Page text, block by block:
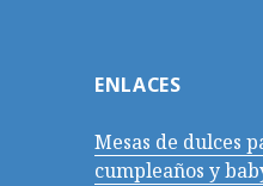
ENLACES
Mesas de dulces
cumpleaños y